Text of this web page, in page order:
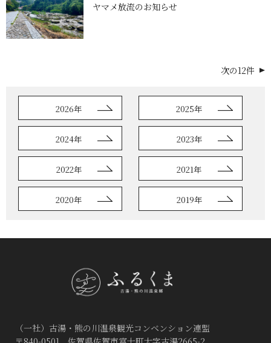
ヤマメ放流のお知らせ
次の12件
2026年 2025年
2024年 2023年
2022年 2021年
2020年 2019年
（一社）古湯・熊の川温泉観光コンベンション連盟